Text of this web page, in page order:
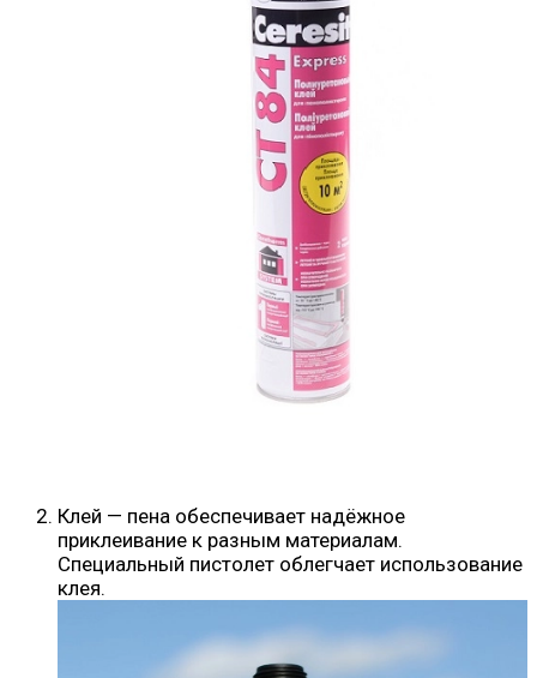
Клей — пена обеспечивает надёжное
приклеивание к разным материалам.
Специальный пистолет облегчает использование
клея.